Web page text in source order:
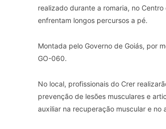
realizado durante a romaria, no
enfrentam longos percursos a pé.
Montada pelo Governo de Goiás, por
GO-060.
No local, profissionais do Crer
prevenção de lesões musculares e
auxiliar na recuperação muscular e